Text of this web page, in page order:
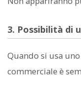
3. Possibilità di
Quando si usa
commerciale è